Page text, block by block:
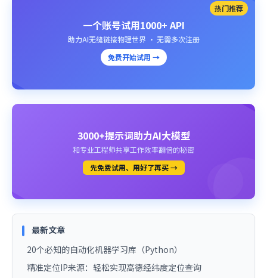
热门推荐
一个账号试用1000+ API
助力AI无缝链接物理世界 · 无需多次注册
免费开始试用 →
3000+提示词助力AI大模型
和专业工程师共享工作效率翻倍的秘密
先免费试用、用好了再买 →
最新文章
20个必知的自动化机器学习库（Python）
精准定位IP来源：轻松实现高德经纬度定位查询